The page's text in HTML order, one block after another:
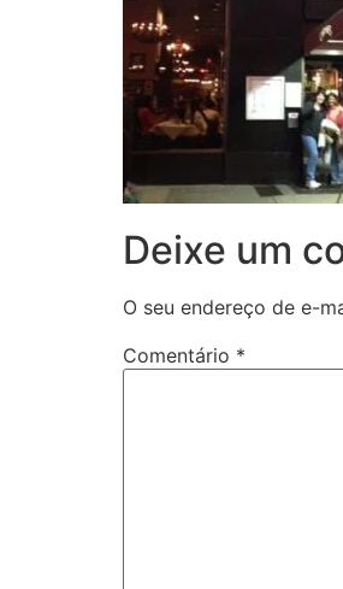
Deixe um
O seu endereço de e-
Comentário *